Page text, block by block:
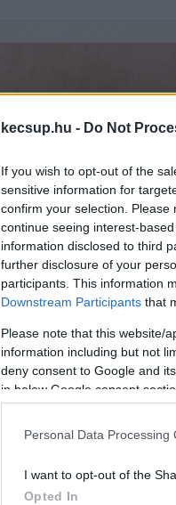
kecsup.hu - Do Not
If you wish to opt-out of the
sensitive information for
confirm your selection.
continue seeing interest-
information disclosed to third
further disclosure of your
participants. This information
Downstream Participants that
Please note that this website/
information including but not
deny consent to Google and
in below Google consent
Personal Data Processing
I want to opt-out of the
Opted In